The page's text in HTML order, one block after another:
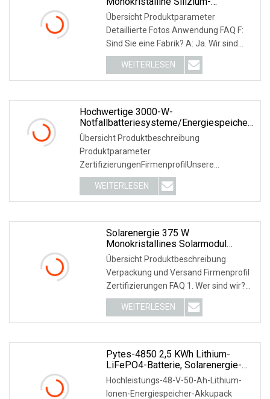
Photovoltaik-Solarstrommodule,
Flexible Solarmodule,
Solarstromanlage,
Solarenergieprodukte
Übersicht Produktparameter
Detaillierte Fotos Anwendung FAQ F:
Sind Sie eine Fabrik? A: Ja. Wir sind
Hersteller von S
WEITERLESEN
Hochwertige 3000-W-
Notfallbatteriesysteme/Energiespeicher-
Stromversorgung/Stromstationen
Solarenergieprodukte
Übersicht Produktbeschreibung
Produktparameter
ZertifizierungenFirmenprofilUnsere
VorteileFAQ F1: Wie wählt man das ric
WEITERLESEN
Solarenergie 375 W
Monokristallines Solarmodul
Solarpanel Photovoltaik-
Solarsystem Solarprodukt
Sh60MD-H6s Shinergy Power
Übersicht Produktbeschreibung
Verpackung und Versand Firmenprofil
Zertifizierungen FAQ 1. Wer sind wir?
Wir sind seit
WEITERLESEN
Pytes-4850 2,5 KWh Lithium-
LiFePO4-Batterie, Solarenergie-
Speicherbatterie,
Solarenergieprodukte OEM
Hochleistungs-48-V-50-Ah-Lithium-
Ionen-Energiespeicher-Akkupack